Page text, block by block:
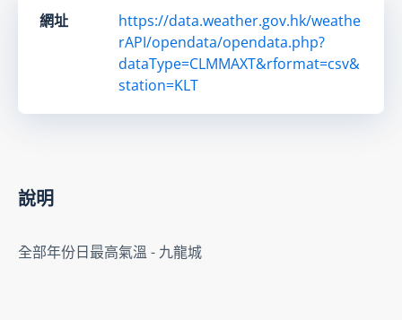
網址
https://data.weather.gov.hk/weathe
rAPI/opendata/opendata.php?
dataType=CLMMAXT&rformat=csv&
station=KLT
說明
全部年份日最高氣溫 - 九龍城